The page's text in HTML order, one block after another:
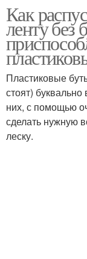
пластиковой
Как
ленту без
Пластиковые
стоят)
них, с помощью
сделать нужную
леску.